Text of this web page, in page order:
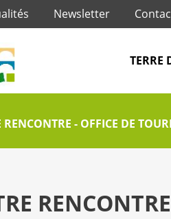
Newsletter
TERRE
RENCONTRE - OFFICE DE